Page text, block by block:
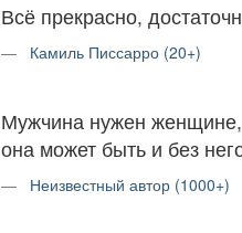
Всё прекрасно,
Камиль Писсарро (20+)
Мужчина нужен
она может быть и без
Неизвестный автор (1000+)